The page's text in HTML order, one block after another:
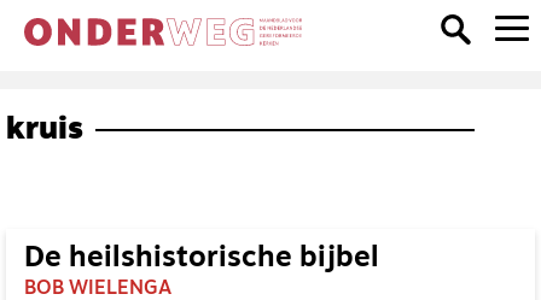
kruis
De heilshistorische bijbel
BOB WIELENGA